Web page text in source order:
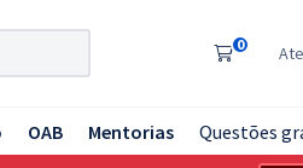
0
OAB Mentorias Questões